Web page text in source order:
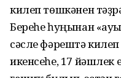
килеп төшкәнен
Береһе һуңынан
сәсле фәрештә
икенсеһе, 17 йәшлек